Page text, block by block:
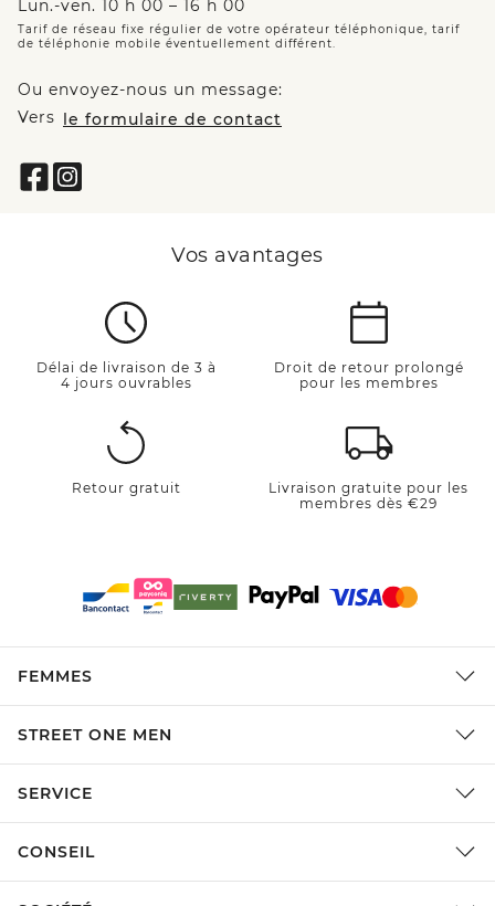
Lun.-ven. 10 h 00 – 16 h 00
Tarif de réseau fixe régulier de votre opérateur téléphonique, tarif
de téléphonie mobile éventuellement différent.
Ou envoyez-nous un message:
Vers le formulaire de contact
Vos avantages
Délai de livraison de 3 à
4 jours ouvrables
Droit de retour prolongé
pour les membres
Retour gratuit
Livraison gratuite pour les
membres dès €29
FEMMES
STREET ONE MEN
SERVICE
CONSEIL